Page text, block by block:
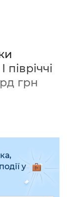
грн
у